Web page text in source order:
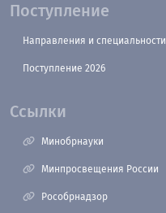
Поступление
Направления и специальности
Поступление 2026
Ссылки
Минобрнауки
Минпросвещения России
Рособрнадзор